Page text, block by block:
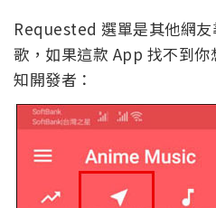
Requested 選單是其他網
歌，如果這款 App 找不到
知開發者：